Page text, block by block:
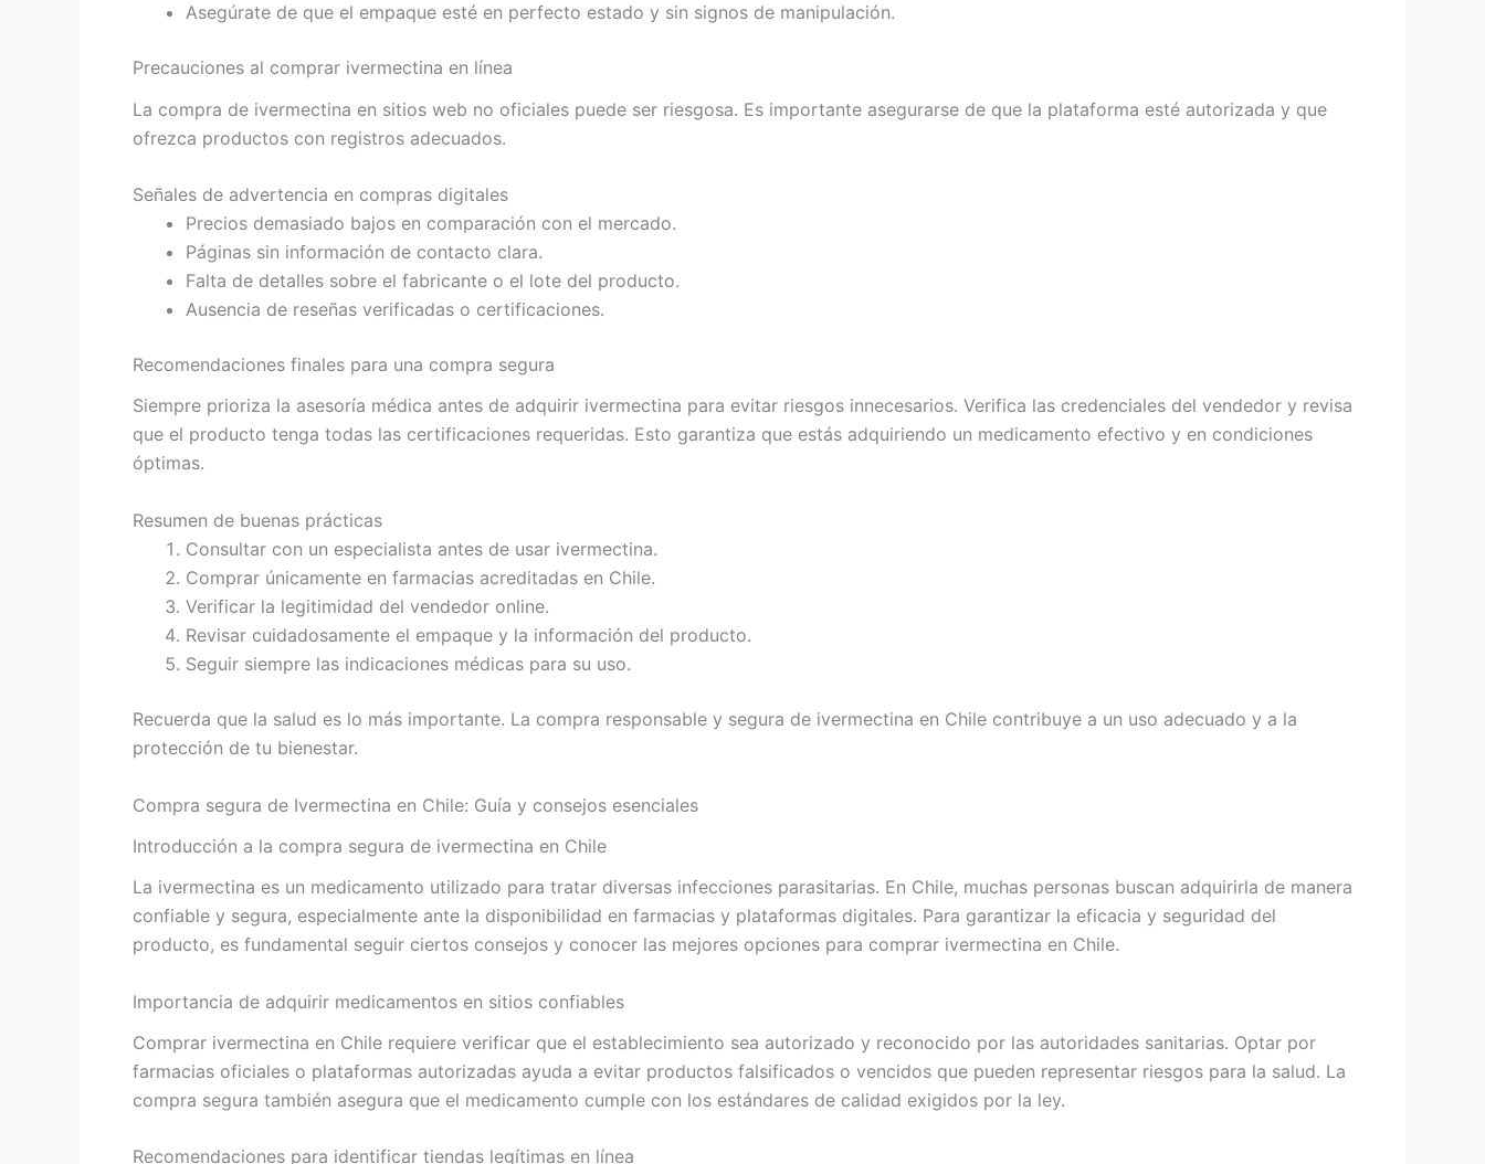
Asegúrate de que el empaque esté en perfecto estado y sin signos de manipulación.
Precauciones al comprar ivermectina en línea
La compra de ivermectina en sitios web no oficiales puede ser riesgosa. Es importante asegurarse de que la plataforma esté autorizada y que
ofrezca productos con registros adecuados.
Señales de advertencia en compras digitales
Precios demasiado bajos en comparación con el mercado.
Páginas sin información de contacto clara.
Falta de detalles sobre el fabricante o el lote del producto.
Ausencia de reseñas verificadas o certificaciones.
Recomendaciones finales para una compra segura
Siempre prioriza la asesoría médica antes de adquirir ivermectina para evitar riesgos innecesarios. Verifica las credenciales del vendedor y revisa
que el producto tenga todas las certificaciones requeridas. Esto garantiza que estás adquiriendo un medicamento efectivo y en condiciones
óptimas.
Resumen de buenas prácticas
Consultar con un especialista antes de usar ivermectina.
Comprar únicamente en farmacias acreditadas en Chile.
Verificar la legitimidad del vendedor online.
Revisar cuidadosamente el empaque y la información del producto.
Seguir siempre las indicaciones médicas para su uso.
Recuerda que la salud es lo más importante. La compra responsable y segura de ivermectina en Chile contribuye a un uso adecuado y a la
protección de tu bienestar.
Compra segura de Ivermectina en Chile: Guía y consejos esenciales
Introducción a la compra segura de ivermectina en Chile
La ivermectina es un medicamento utilizado para tratar diversas infecciones parasitarias. En Chile, muchas personas buscan adquirirla de manera
confiable y segura, especialmente ante la disponibilidad en farmacias y plataformas digitales. Para garantizar la eficacia y seguridad del
producto, es fundamental seguir ciertos consejos y conocer las mejores opciones para comprar ivermectina en Chile.
Importancia de adquirir medicamentos en sitios confiables
Comprar ivermectina en Chile requiere verificar que el establecimiento sea autorizado y reconocido por las autoridades sanitarias. Optar por
farmacias oficiales o plataformas autorizadas ayuda a evitar productos falsificados o vencidos que pueden representar riesgos para la salud. La
compra segura también asegura que el medicamento cumple con los estándares de calidad exigidos por la ley.
Recomendaciones para identificar tiendas legítimas en línea